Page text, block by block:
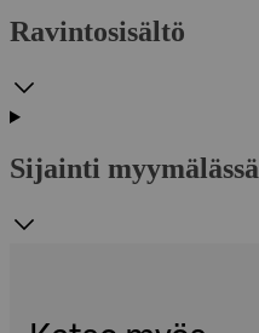
Ravintosisältö
Sijainti myymälässä